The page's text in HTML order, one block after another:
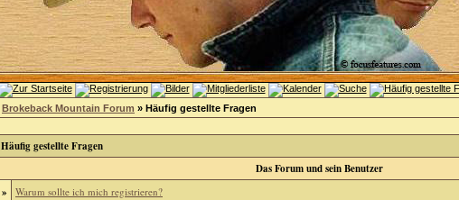
Brokeback Mountain Forum » Häufig gestellte Fragen
Häufig gestellte Fragen
Das Forum und sein Benutzer
»
Warum sollte ich mich registrieren?